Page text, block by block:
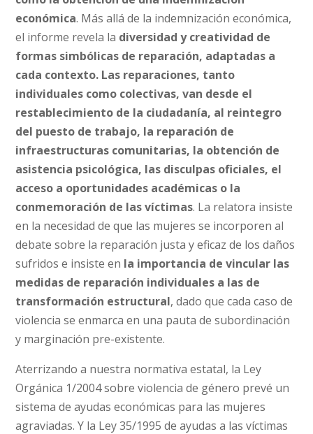
económica. Más allá de la indemnización económica,
el informe revela la diversidad y creatividad de
formas simbólicas de reparación, adaptadas a
cada contexto. Las reparaciones, tanto
individuales como colectivas, van desde el
restablecimiento de la ciudadanía, al reintegro
del puesto de trabajo, la reparación de
infraestructuras comunitarias, la obtención de
asistencia psicológica, las disculpas oficiales, el
acceso a oportunidades académicas o la
conmemoración de las víctimas. La relatora insiste
en la necesidad de que las mujeres se incorporen al
debate sobre la reparación justa y eficaz de los daños
sufridos e insiste en la importancia de vincular las
medidas de reparación individuales a las de
transformación estructural, dado que cada caso de
violencia se enmarca en una pauta de subordinación
y marginación pre-existente.
Aterrizando a nuestra normativa estatal, la Ley
Orgánica 1/2004 sobre violencia de género prevé un
sistema de ayudas económicas para las mujeres
agraviadas. Y la Ley 35/1995 de ayudas a las víctimas